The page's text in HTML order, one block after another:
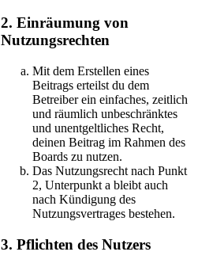
2. Einräumung von
Nutzungsrechten
Mit dem Erstellen eines
Beitrags erteilst du dem
Betreiber ein einfaches, zeitlich
und räumlich unbeschränktes
und unentgeltliches Recht,
deinen Beitrag im Rahmen des
Boards zu nutzen.
Das Nutzungsrecht nach Punkt
2, Unterpunkt a bleibt auch
nach Kündigung des
Nutzungsvertrages bestehen.
3. Pflichten des Nutzers